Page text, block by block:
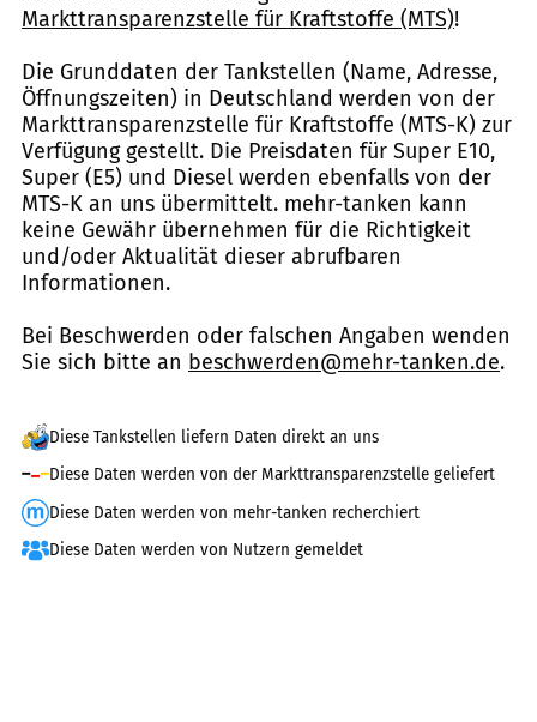
Markttransparenzstelle für Kraftstoffe (MTS)!
Die Grunddaten der Tankstellen (Name, Adresse,
Öffnungszeiten) in Deutschland werden von der
Markttransparenzstelle für Kraftstoffe (MTS-K) zur
Verfügung gestellt. Die Preisdaten für Super E10,
Super (E5) und Diesel werden ebenfalls von der
MTS-K an uns übermittelt. mehr-tanken kann
keine Gewähr übernehmen für die Richtigkeit
und/oder Aktualität dieser abrufbaren
Informationen.
Bei Beschwerden oder falschen Angaben wenden
Sie sich bitte an beschwerden@mehr-tanken.de.
Diese Tankstellen liefern Daten direkt an uns
Diese Daten werden von der Markttransparenzstelle geliefert
Diese Daten werden von mehr-tanken recherchiert
Diese Daten werden von Nutzern gemeldet